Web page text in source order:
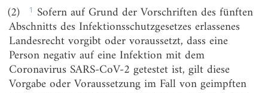
§ 3
Gleichstellung von geimpften Personen und
genesenen Personen mit getesteten Personen
§ 4
Ausnahmen von der Beschränkung
von Zusammenkünften
§ 5
Ausnahmen von der Beschränkung des Aufenthalts
außerhalb einer Wohnung oder einer Unterkunft
(2)
1 Sofern auf Grund der Vorschriften des fünften
Abschnitts des Infektionsschutzgesetzes erlassenes
Landesrecht vorgibt oder voraussetzt, dass eine
Person negativ auf eine Infektion mit dem
Coronavirus SARS-CoV-2 getestet ist, gilt diese
Vorgabe oder Voraussetzung im Fall von geimpften